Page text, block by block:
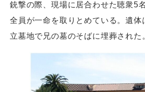
銃撃の際、現場に居合わせた聴衆5
全員が一命を取りとめている。遺体
立墓地で兄の墓のそばに埋葬された